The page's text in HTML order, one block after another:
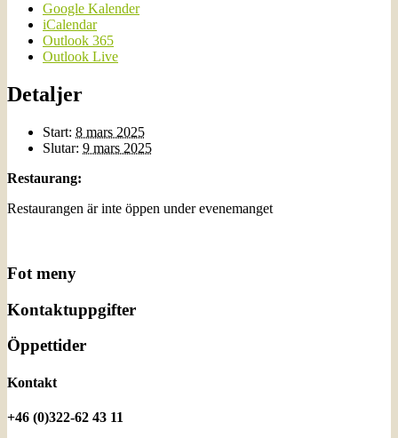
Google Kalender
iCalendar
Outlook 365
Outlook Live
Detaljer
Start: 8 mars 2025
Slutar: 9 mars 2025
Restaurang:
Restaurangen är inte öppen under evenemanget
Fot meny
Kontaktuppgifter
Öppettider
Kontakt
+46 (0)322-62 43 11